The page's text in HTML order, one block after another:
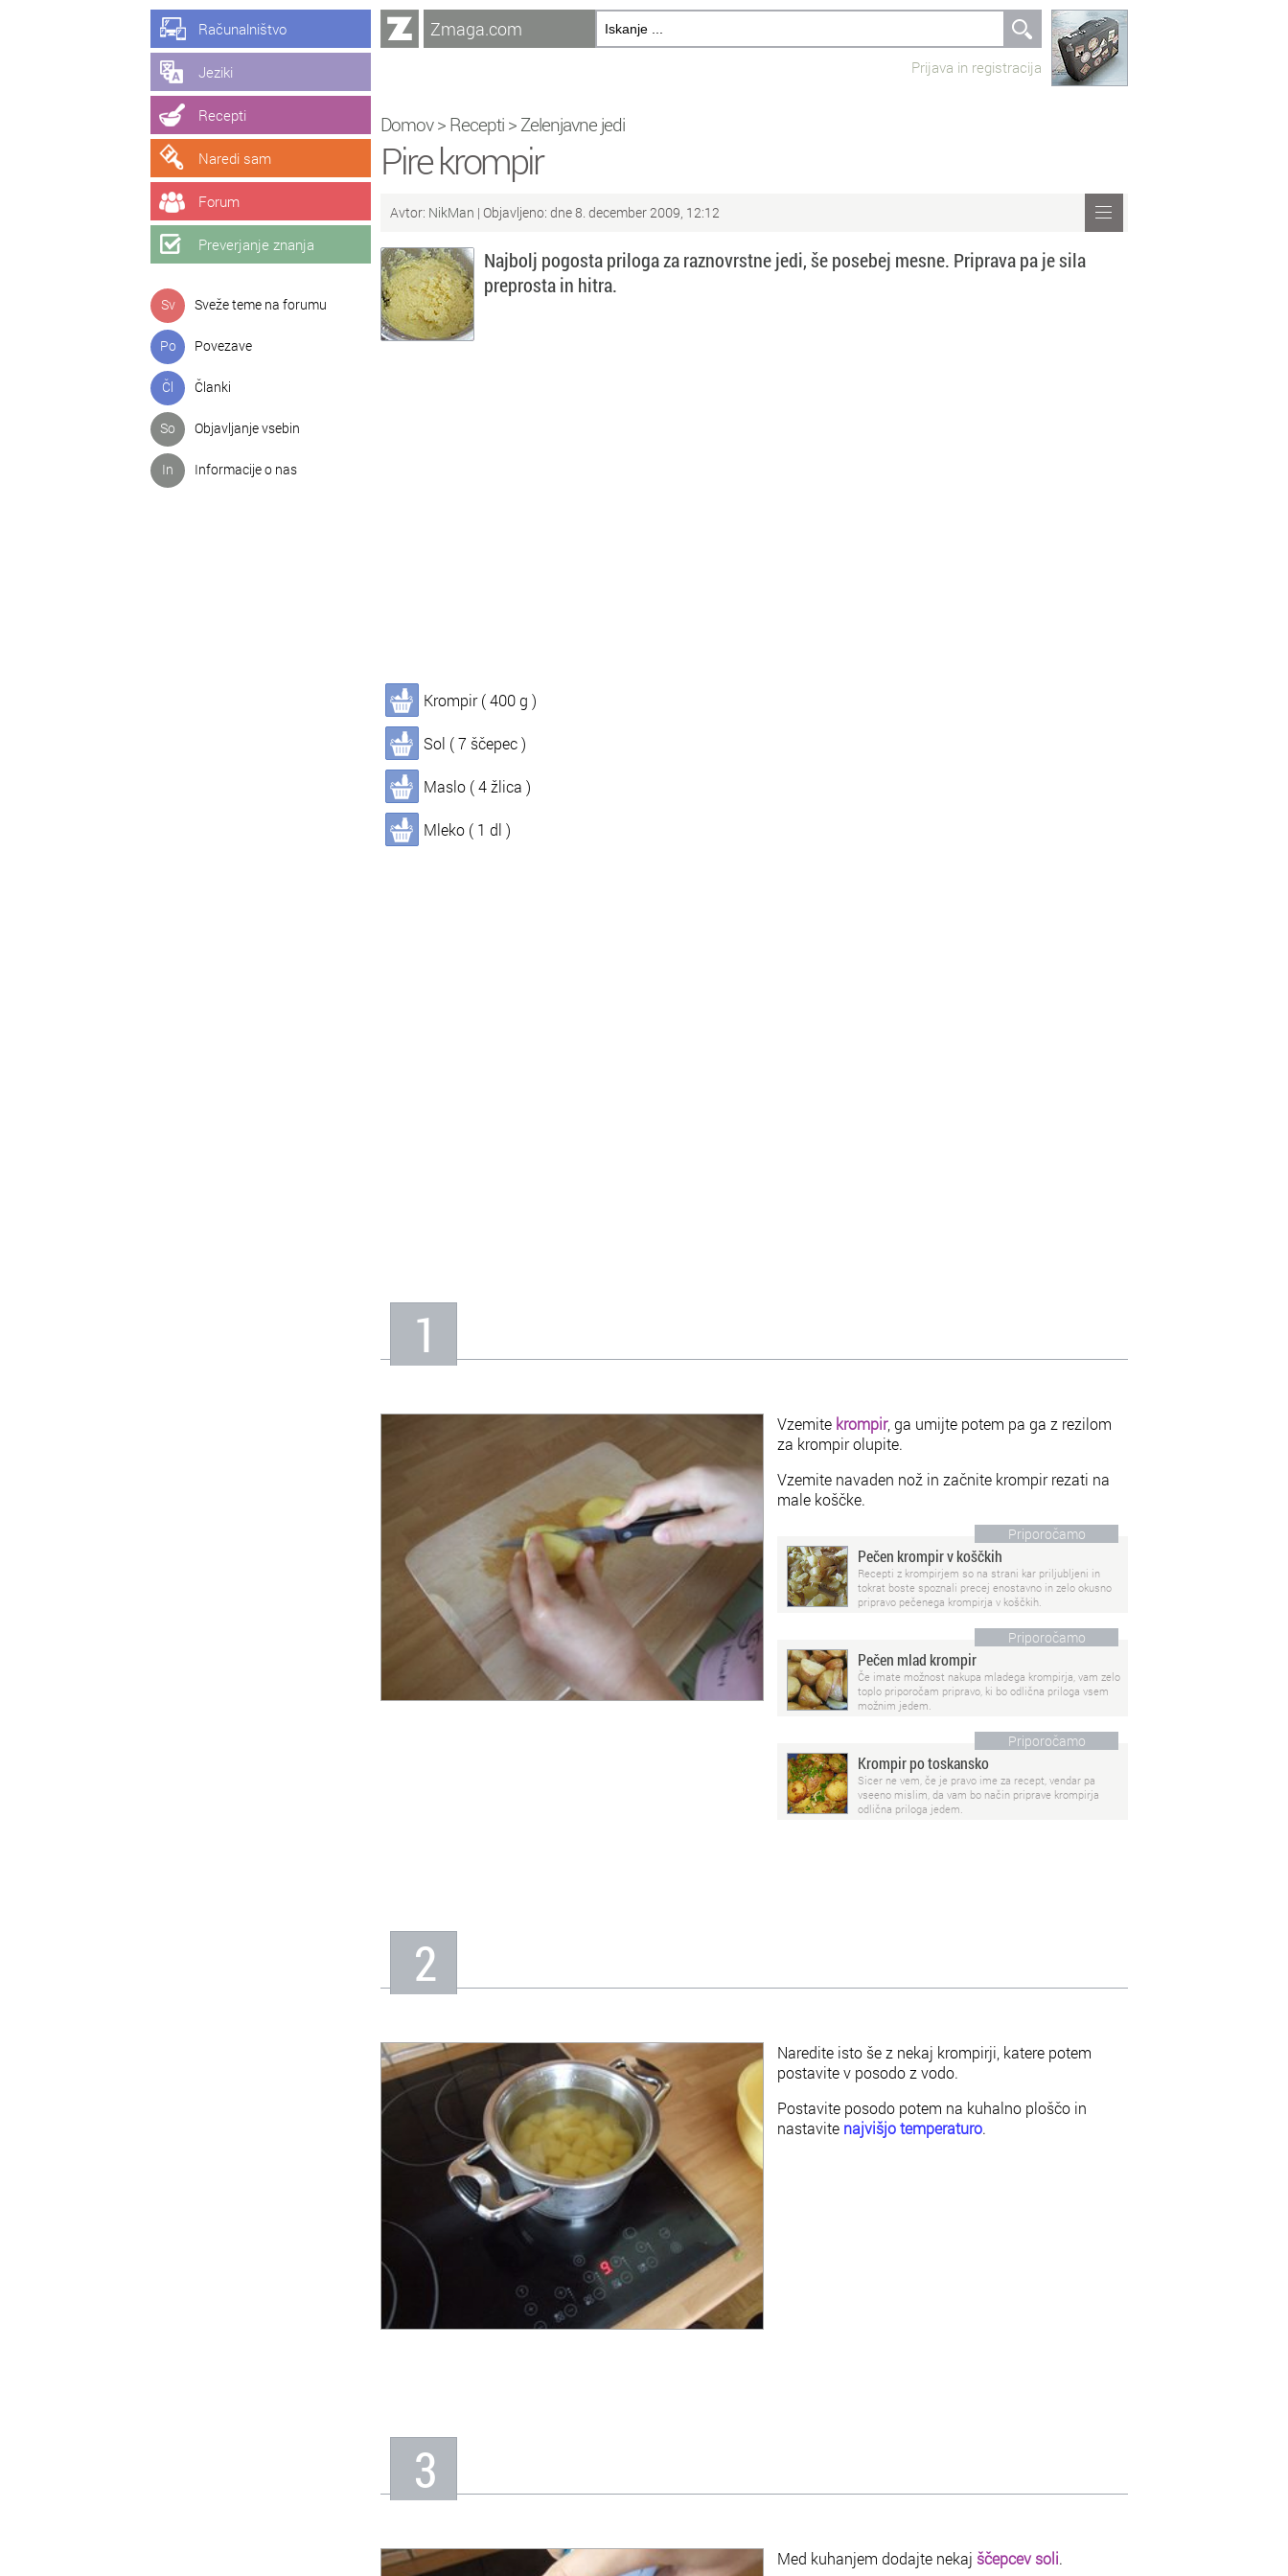
Računalništvo
Jeziki
Recepti
Naredi sam
Forum
Preverjanje znanja
Sv Sveže teme na forumu
Po Povezave
Čl Članki
So Objavljanje vsebin
In Informacije o nas
Zmaga.com
Prijava in registracija
Domov> Recepti > Zelenjavne jedi
Pire krompir
Avtor: NikMan | Objavljeno: dne 8. december 2009, 12:12
Najbolj pogosta priloga za raznovrstne jedi, še posebej mesne. Priprava pa je sila
preprosta in hitra.
Krompir ( 400 g )
Sol ( 7 ščepec )
Maslo ( 4 žlica )
Mleko ( 1 dl )
1
Vzemite krompir, ga umijte potem pa ga z rezilom
za krompir olupite.
Vzemite navaden nož in začnite krompir rezati na
male koščke.
Priporočamo
Pečen krompir v koščkih
Recepti z krompirjem so na strani kar priljubljeni in
tokrat boste spoznali precej enostavno in zelo okusno
pripravo pečenega krompirja v koščkih.
Priporočamo
Pečen mlad krompir
Če imate možnost nakupa mladega krompirja, vam zelo
toplo priporočam pripravo, ki bo odlična priloga vsem
možnim jedem.
Priporočamo
Krompir po toskansko
Sicer ne vem, če je pravo ime za recept, vendar pa
vseeno mislim, da vam bo način priprave krompirja
odlična priloga jedem.
2
Naredite isto še z nekaj krompirji, katere potem
postavite v posodo z vodo.
Postavite posodo potem na kuhalno ploščo in
nastavite najvišjo temperaturo.
3
Med kuhanjem dodajte nekaj ščepcev soli.